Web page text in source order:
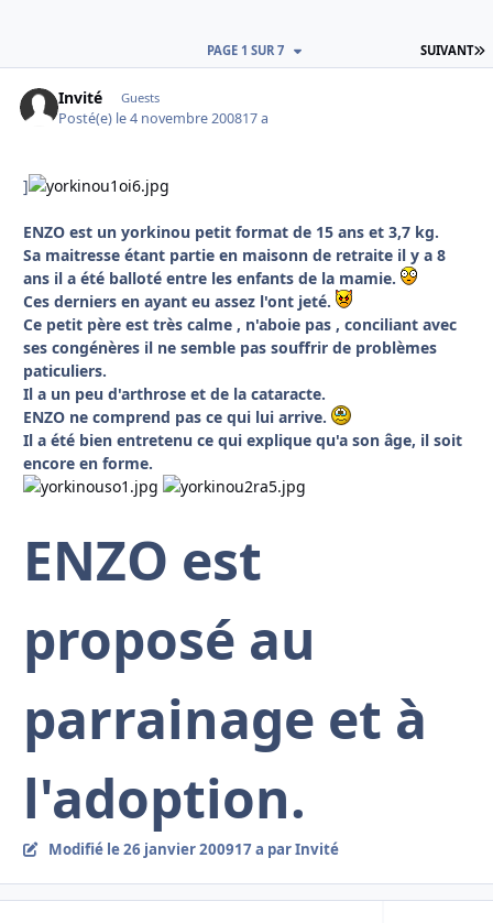
SUIVANT
PAGE 1 SUR 7
Invité Guests
Posté(e) le 4 novembre 200817 a
]
ENZO est un yorkinou petit format de 15 ans et 3,7 kg.
Sa maitresse étant partie en maisonn de retraite il y a 8
ans il a été balloté entre les enfants de la mamie.
Ces derniers en ayant eu assez l'ont jeté.
Ce petit père est très calme , n'aboie pas , conciliant avec
ses congénères il ne semble pas souffrir de problèmes
paticuliers.
Il a un peu d'arthrose et de la cataracte.
ENZO ne comprend pas ce qui lui arrive.
Il a été bien entretenu ce qui explique qu'a son âge, il soit
encore en forme.
ENZO est
proposé au
parrainage et à
l'adoption.
Modifié le 26 janvier 200917 a par Invité